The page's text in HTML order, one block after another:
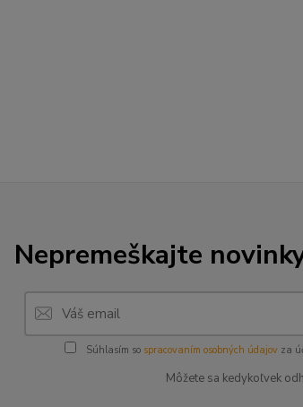
Nepremeškajte
Súhlasím so spracovaním osobných údajovza
Môžete sa kedykoľvek